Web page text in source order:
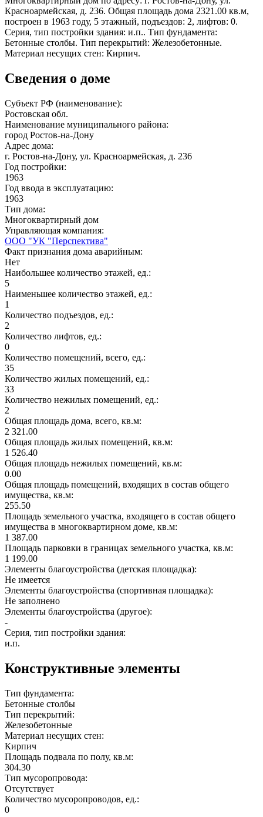
Красноармейская, д. 236. Общая площадь дома 2321.00 кв.м,
построен в 1963 году, 5 этажный, подъездов: 2, лифтов: 0.
Серия, тип постройки здания: и.п.. Тип фундамента:
Бетонные столбы. Тип перекрытий: Железобетонные.
Материал несущих стен: Кирпич.
Сведения о доме
Субъект РФ (наименование):
Ростовская обл.
Наименование муниципального района:
город Ростов-на-Дону
Адрес дома:
г. Ростов-на-Дону, ул. Красноармейская, д. 236
Год постройки:
1963
Год ввода в эксплуатацию:
1963
Тип дома:
Многоквартирный дом
Управляющая компания:
ООО "УК "Перспектива"
Факт признания дома аварийным:
Нет
Наибольшее количество этажей, ед.:
5
Наименьшее количество этажей, ед.:
1
Количество подъездов, ед.:
2
Количество лифтов, ед.:
0
Количество помещений, всего, ед.:
35
Количество жилых помещений, ед.:
33
Количество нежилых помещений, ед.:
2
Общая площадь дома, всего, кв.м:
2 321.00
Общая площадь жилых помещений, кв.м:
1 526.40
Общая площадь нежилых помещений, кв.м:
0.00
Общая площадь помещений, входящих в состав общего
имущества, кв.м:
255.50
Площадь земельного участка, входящего в состав общего
имущества в многоквартирном доме, кв.м:
1 387.00
Площадь парковки в границах земельного участка, кв.м:
1 199.00
Элементы благоустройства (детская площадка):
Не имеется
Элементы благоустройства (спортивная площадка):
Не заполнено
Элементы благоустройства (другое):
-
Серия, тип постройки здания:
и.п.
Конструктивные элементы
Тип фундамента:
Бетонные столбы
Тип перекрытий:
Железобетонные
Материал несущих стен:
Кирпич
Площадь подвала по полу, кв.м:
304.30
Тип мусоропровода:
Отсутствует
Количество мусоропроводов, ед.:
0